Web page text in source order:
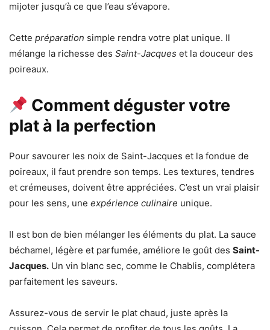
mijoter jusqu’à ce que l’eau s’évapore.
Cette préparation simple rendra votre plat unique. Il
mélange la richesse des Saint-Jacques et la douceur des
poireaux.
Comment déguster votre
plat à la perfection
Pour savourer les noix de Saint-Jacques et la fondue de
poireaux, il faut prendre son temps. Les textures, tendres
et crémeuses, doivent être appréciées. C’est un vrai plaisir
pour les sens, une expérience culinaire unique.
Il est bon de bien mélanger les éléments du plat. La sauce
béchamel, légère et parfumée, améliore le goût des Saint-
Jacques. Un vin blanc sec, comme le Chablis, complétera
parfaitement les saveurs.
Assurez-vous de servir le plat chaud, juste après la